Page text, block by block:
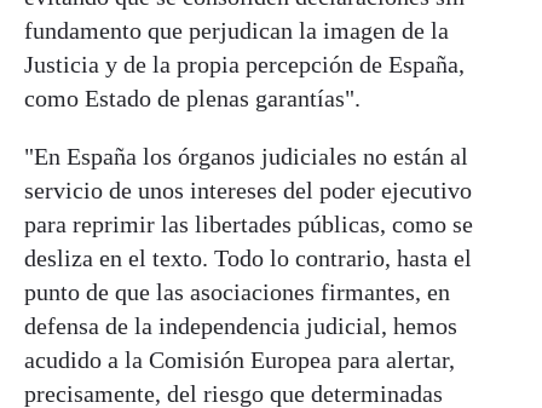
fundamento que perjudican la imagen de la
Justicia y de la propia percepción de España,
como Estado de plenas garantías".
"En España los órganos judiciales no están al
servicio de unos intereses del poder ejecutivo
para reprimir las libertades públicas, como se
desliza en el texto. Todo lo contrario, hasta el
punto de que las asociaciones firmantes, en
defensa de la independencia judicial, hemos
acudido a la Comisión Europea para alertar,
precisamente, del riesgo que determinadas